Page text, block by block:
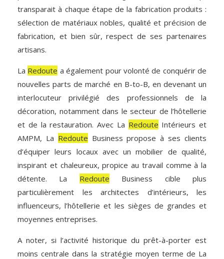
transparait à chaque étape de la fabrication produits :
sélection de matériaux nobles, qualité et précision de
fabrication, et bien sûr, respect de ses partenaires
artisans.
La Redoute a également pour volonté de conquérir de
nouvelles parts de marché en B-to-B, en devenant un
interlocuteur privilégié des professionnels de la
décoration, notamment dans le secteur de l’hôtellerie
et de la restauration. Avec La Redoute Intérieurs et
AMPM, La Redoute Business propose à ses clients
d’équiper leurs locaux avec un mobilier de qualité,
inspirant et chaleureux, propice au travail comme à la
détente. La Redoute Business cible plus
particulièrement les architectes d’intérieurs, les
influenceurs, l’hôtellerie et les sièges de grandes et
moyennes entreprises.
A noter, si l’activité historique du prêt-à-porter est
moins centrale dans la stratégie moyen terme de La